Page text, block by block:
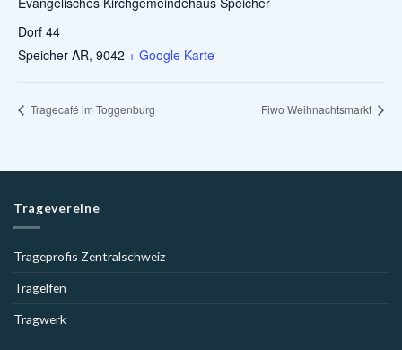
Dorf 44
Speicher AR, 9042 + Google Karte
Tragecafé im Toggenburg Fiwo Weihnachtsmarkt
Tragevereine
Trageprofis Zentralschweiz
Tragelfen
Tragwerk